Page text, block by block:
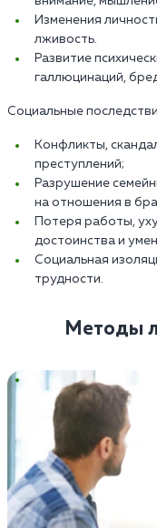
Изменения
лживость.
Развитие
галлюцинаций,
Социальные
Конфликты,
преступлений;
Разрушение
на отношения в
Потеря работы,
достоинства и
Социальная
трудности.
Методы